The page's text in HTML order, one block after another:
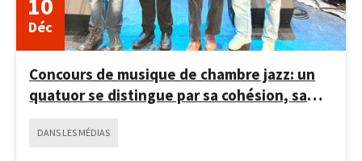
Concours de musique de chambre jazz: un
quatuor se distingue par sa cohésion, sa
Déc
DANS LES MÉDIAS